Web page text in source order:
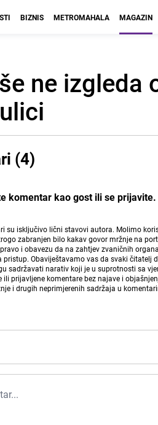
BIZNIS METROMAHALA MAGAZIN
ne izgleda
(4)
komentar kao gost ili se prijavite.
su isključivo lični stavovi autora. Molimo
zabranjen bilo kakav govor mržnje na
i obavezu da na zahtjev zvaničnih
pristup. Obaviještavamo vas da svaki
sadržavati narativ koji je u suprotnosti sa
ili prijavljene komentare bez najave i
i drugih neprimjerenih sadržaja u